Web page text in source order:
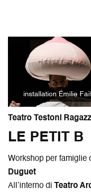
installation Émilie
Teatro Testoni
LE PETIT B
Workshop per famiglie
Duguet
All’interno di Teatro